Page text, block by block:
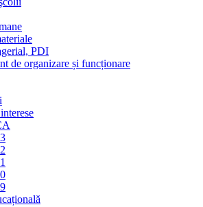
PDI
de organizare și funcționare